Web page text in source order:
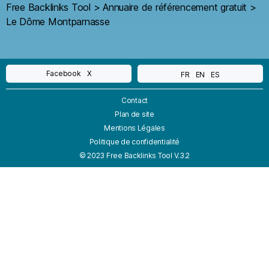
Free Backlinks Tool >Annuaire de référencement gratuit >
Le Dôme Montparnasse
Facebook X FR EN ES
© 2023 Free Backlinks Tool V.3.2
Contact
Plan de site
Mentions Légales
Politique de confidentialité